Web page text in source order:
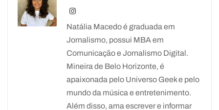
Natália Macedo é graduada em
Jornalismo, possui MBA em
Comunicação e Jornalismo Digital.
Mineira de Belo Horizonte, é
apaixonada pelo Universo Geek e pelo
mundo da música e entretenimento.
Além disso, ama escrever e informar